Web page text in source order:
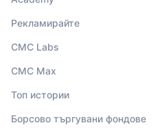
Рекламирайте
CMC Labs
CMC Max
Топ истории
Борсово търгувани фондове